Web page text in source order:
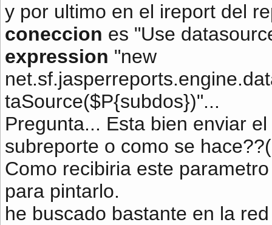
y por ultimo en el ireport del
coneccion es "Use
expression "new
taSource($P{subdos})"...
Pregunta... Esta bien enviar
subreporte o como se
Como recibiria este
para pintarlo.
he buscado bastante en la